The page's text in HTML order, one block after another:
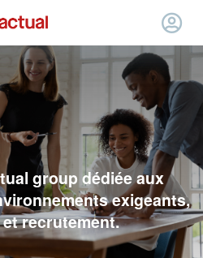
group dédiée aux
exigeants,
recrutement.